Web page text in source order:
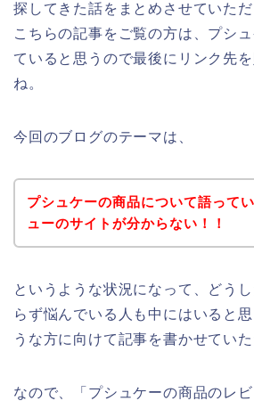
探してきた話をまとめさせていただ
こちらの記事をご覧の方は、プシ
ていると思うので最後にリンク先
ね。
今回のブログのテーマは、
プシュケーの商品について語って
ューのサイトが分からない！！
というような状況になって、どう
らず悩んでいる人も中にはいると
うな方に向けて記事を書かせていた
なので、「プシュケーの商品のレ